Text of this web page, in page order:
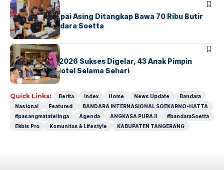
BANDARA BERITA
Kopilot Maskapai Asing Ditangkap Bawa 70 Ribu Butir
Ekstasi di Bandara Soetta
BERITAINDEX
GM For A Day 2026 Sukses Digelar, 43 Anak Pimpin
Operasional Hotel Selama Sehari
Quick Links: Berita Index Home News Update
Bandara
Nasional
Featured
BANDARA INTERNASIONAL SOEKARNO-HATTA
#pasangmatatelinga
Agenda ANGKASA PURA II
#bandaraSoetta
Ekbis Pro
Komunitas & Lifestyle KABUPATEN TANGERANG